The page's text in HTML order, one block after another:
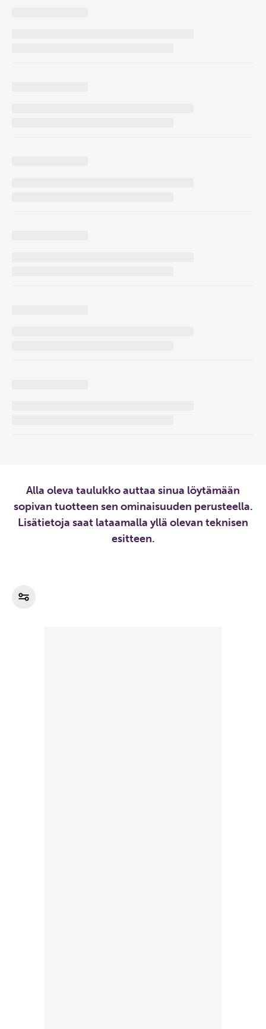
Alla oleva taulukko auttaa sinua löytämään
sopivan tuotteen sen ominaisuuden perusteella.
Lisätietoja saat lataamalla yllä olevan teknisen
esitteen.